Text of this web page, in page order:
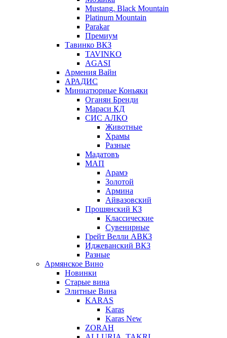
Mustang. Black Mountain
Platinum Mountain
Parakar
Премиум
Тавинко ВКЗ
TAVINKO
AGASI
Армения Вайн
АРАДИС
Миниатюрные Коньяки
Оганян Бренди
Мараси КД
СИС АЛКО
Животные
Храмы
Разные
Мадатовъ
МАП
Арамэ
Золотой
Армина
Айвазовский
Прошянский КЗ
Классические
Сувенирные
Грейт Велли АВКЗ
Иджеванский ВКЗ
Разные
Армянское Вино
Новинки
Старые вина
Элитные Вина
KARAS
Karas
Karas New
ZORAH